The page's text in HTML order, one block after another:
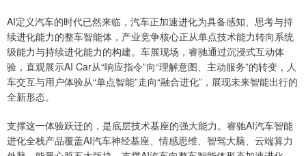
AI定义汽车的时代已然来临，汽车正加速进化为具备感知、思考与持
续进化能力的整车智能体，产业竞争核心正从单点技术能力转向系统
级能力与持续进化能力的构建。车展现场，睿驰通过沉浸式互动体
验，直观展示AI Car从“响应指令”向“理解意图、主动服务”的转变，人
车交互与用户体验从“单点智能”走向“融合进化”，展现未来智能出行的
全新形态。
支撑这一体验跃迁的，是底层技术基座的强大能力。睿驰AI汽车智能
进化全栈产品覆盖AI汽车神经基座、情感思维、智驾大脑、云端算力